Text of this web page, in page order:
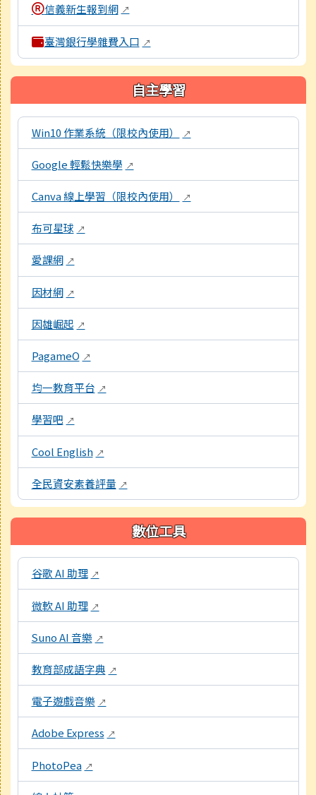
信義新生報到網 ↗
臺灣銀行學雜費入口 ↗
自主學習
本區域包含數位學習資源連結，點擊後皆會另開視窗。
Win10 作業系統（限校內使用） ↗
Google 輕鬆快樂學 ↗
Canva 線上學習（限校內使用） ↗
布可星球 ↗
愛課網 ↗
因材網 ↗
因雄崛起 ↗
PagameO ↗
均一教育平台 ↗
學習吧 ↗
Cool English ↗
全民資安素養評量 ↗
數位工具
本區域包含教學工具資源連結，點擊後皆會另開視窗。
谷歌 AI 助理 ↗
微軟 AI 助理 ↗
Suno AI 音樂 ↗
教育部成語字典 ↗
電子遊戲音樂 ↗
Adobe Express ↗
PhotoPea ↗